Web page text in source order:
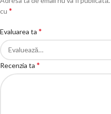
cu *
Evaluarea ta *
Recenzia ta *